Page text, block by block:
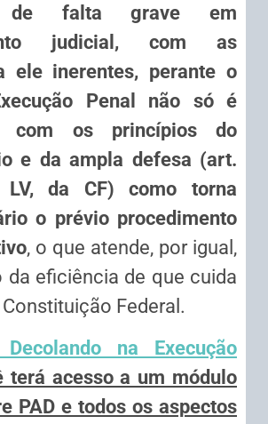
de falta grave em
judicial, com as
ele inerentes, perante o
Penal não só é
com os princípios do
e da ampla defesa (art.
da CF) como torna
o prévio procedimento
, o que atende, por igual,
da eficiência de que cuida
Federal.
Decolando na Execução
terá acesso a um módulo
PAD e todos os aspectos